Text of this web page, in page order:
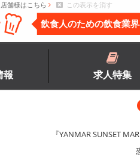
舗様はこちら この表示を消す
飲食人のための飲食業
報 求人特集
『YANMAR SUNSET